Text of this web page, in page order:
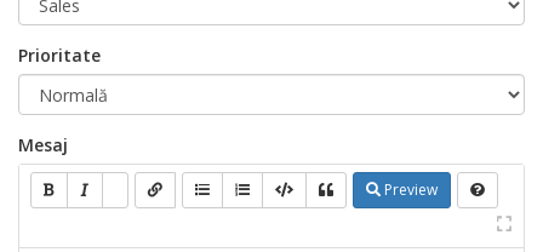
Prioritate
Mesaj
Preview